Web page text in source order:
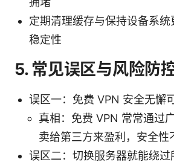
定期清理缓存与保持设备系
稳定性
5. 常见误区与风险防
误区一：免费 VPN 安全无懈
真相：免费 VPN 常常通过
卖给第三方来盈利，安全性
误区二：切换服务器就能绕过